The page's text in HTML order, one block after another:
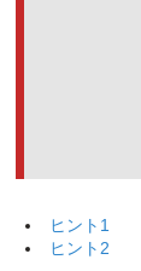
ヒント1
ヒント2